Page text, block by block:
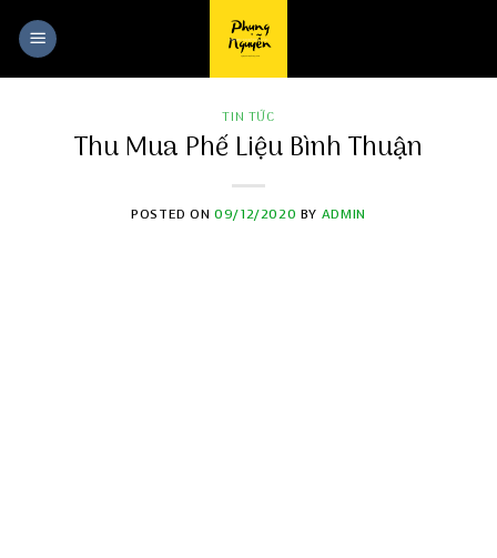
Skip
content
TIN TỨC
Thu Mua Phế Liệu Bình Thuận
POSTED ON09/12/2020 BY ADMIN